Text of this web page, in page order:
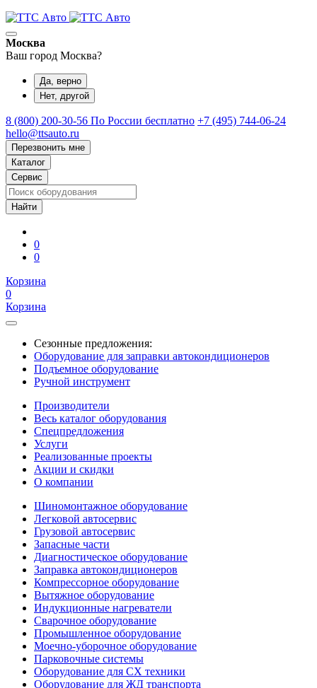
Москва
Ваш город Москва?
Да, верно
Нет, другой
8 (800) 200-30-56 По России бесплатно +7 (495) 744-06-24
hello@ttsauto.ru
Перезвонить мне
Каталог
Сервис
0
0
Корзина
0
Корзина
Сезонные предложения:
Оборудование для заправки автокондиционеров
Подъемное оборудование
Ручной инструмент
Производители
Весь каталог оборудования
Спецпредложения
Услуги
Реализованные проекты
Акции и скидки
О компании
Шиномонтажное оборудование
Легковой автосервис
Грузовой автосервис
Запасные части
Диагностическое оборудование
Заправка автокондиционеров
Компрессорное оборудование
Вытяжное оборудование
Индукционные нагреватели
Сварочное оборудование
Промышленное оборудование
Моечно-уборочное оборудование
Парковочные системы
Оборудование для СХ техники
Оборудование для ЖД транспорта